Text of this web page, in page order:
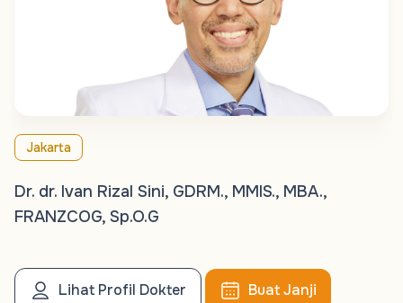
Jakarta
Dr. dr. Ivan Rizal Sini, GDRM., MMIS., MBA.,
FRANZCOG, Sp.O.G
Lihat Profil Dokter Buat Janji